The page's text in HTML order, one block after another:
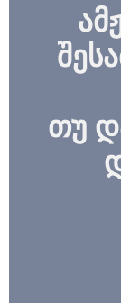
თუ